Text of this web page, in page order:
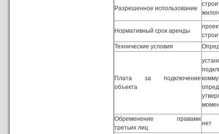
Разрешенное использование
Нормативный срок аренды
Технические условия
Плата за подключение
объекта
Обременение правами
третьих лиц
нет